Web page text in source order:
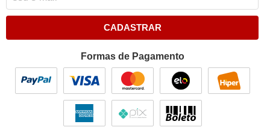
CADASTRAR
Formas de Pagamento